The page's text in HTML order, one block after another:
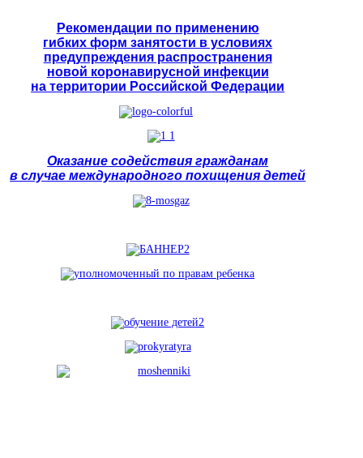
Рекомендации по применению
гибких форм занятости в условиях
предупреждения распространения
новой коронавирусной инфекции
на территории Российской Федерации
Оказание содействия гражданам
в случае международного похищения детей